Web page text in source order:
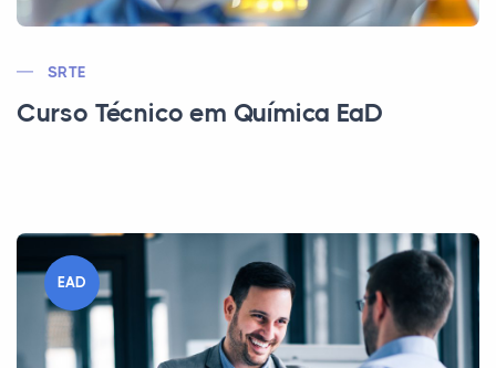
SRTE
Curso Técnico em Química EaD
EAD